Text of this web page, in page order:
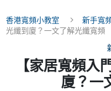
香港寬頻小教室 新手寬
光纖到廈？一文了解光纖寬頻
【家居寬頻入
廈？一